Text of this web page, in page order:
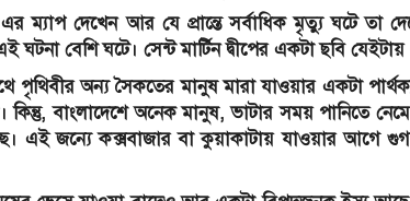
এর ম্যাপ দেখেন আর যে প্রান্তে সর্বাধিক মৃত্যু ঘটে তা
ঘটনা বেশি ঘটে। সেন্ট মার্টিন দ্বীপের একটা ছবি
পৃথিবীর অন্য সৈকতের মানুষ মারা যাওয়ার একটা
কিন্তু, বাংলাদেশে অনেক মানুষ, ভাটার সময় পানিতে
এই জন্যে কক্সবাজার বা কুয়াকাটায় যাওয়ার আগে